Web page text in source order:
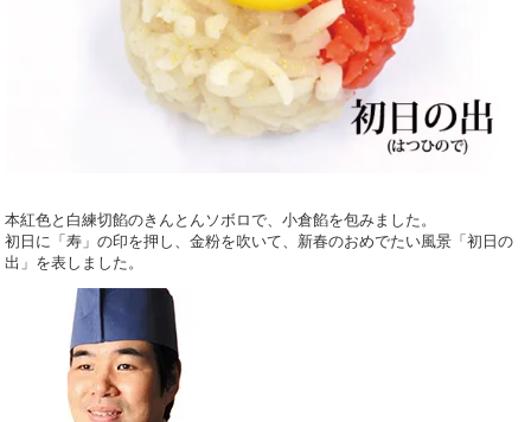
本紅色と白練切餡のきんとんソボロで、小倉餡を包みました。
初日に「寿」の印を押し、金粉を吹いて、新春のおめでたい風景「初日の
出」を表しました。